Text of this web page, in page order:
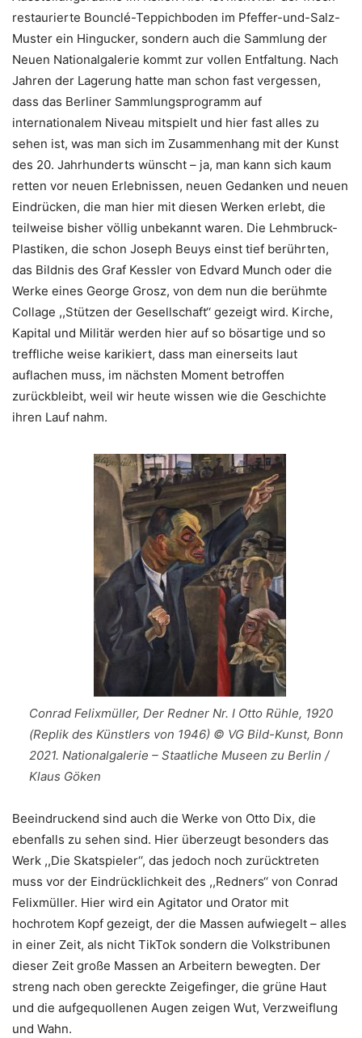
restaurierte Bounclé-Teppichboden im Pfeffer-und-Salz-
Muster ein Hingucker, sondern auch die Sammlung der
Neuen Nationalgalerie kommt zur vollen Entfaltung. Nach
Jahren der Lagerung hatte man schon fast vergessen,
dass das Berliner Sammlungsprogramm auf
internationalem Niveau mitspielt und hier fast alles zu
sehen ist, was man sich im Zusammenhang mit der Kunst
des 20. Jahrhunderts wünscht – ja, man kann sich kaum
retten vor neuen Erlebnissen, neuen Gedanken und neuen
Eindrücken, die man hier mit diesen Werken erlebt, die
teilweise bisher völlig unbekannt waren. Die Lehmbruck-
Plastiken, die schon Joseph Beuys einst tief berührten,
das Bildnis des Graf Kessler von Edvard Munch oder die
Werke eines George Grosz, von dem nun die berühmte
Collage ,,Stützen der Gesellschaft‘‘ gezeigt wird. Kirche,
Kapital und Militär werden hier auf so bösartige und so
treffliche weise karikiert, dass man einerseits laut
auflachen muss, im nächsten Moment betroffen
zurückbleibt, weil wir heute wissen wie die Geschichte
ihren Lauf nahm.
Conrad Felixmüller, Der Redner Nr. I Otto Rühle, 1920
(Replik des Künstlers von 1946) © VG Bild-Kunst, Bonn
2021. Nationalgalerie – Staatliche Museen zu Berlin /
Klaus Göken
Beeindruckend sind auch die Werke von Otto Dix, die
ebenfalls zu sehen sind. Hier überzeugt besonders das
Werk ,,Die Skatspieler‘‘, das jedoch noch zurücktreten
muss vor der Eindrücklichkeit des ,,Redners‘‘ von Conrad
Felixmüller. Hier wird ein Agitator und Orator mit
hochrotem Kopf gezeigt, der die Massen aufwiegelt – alles
in einer Zeit, als nicht TikTok sondern die Volkstribunen
dieser Zeit große Massen an Arbeitern bewegten. Der
streng nach oben gereckte Zeigefinger, die grüne Haut
und die aufgequollenen Augen zeigen Wut, Verzweiflung
und Wahn.